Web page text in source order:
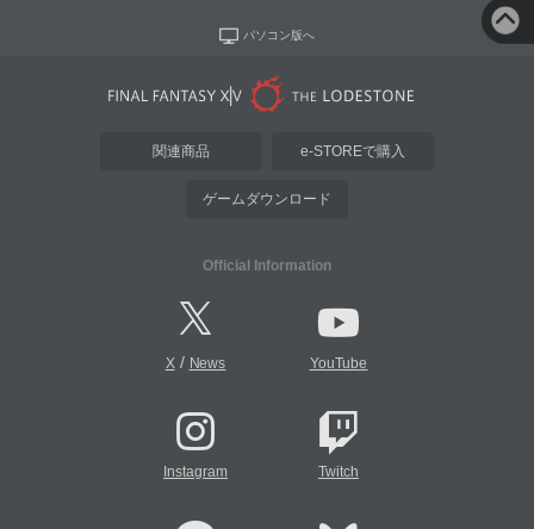
パソコン版へ
関連商品 e-STOREで購入
ゲームダウンロード
Official Information
X/ News YouTube
Instagram Twitch